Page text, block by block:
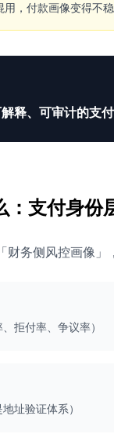
，付款画像变得不
释、可审计的支
：支付身份
务侧风控画像」
拒付率、争议率）
址验证体系）